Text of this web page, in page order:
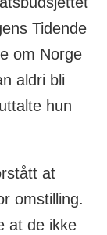
Tidende
om Norge
aldri bli
hun
at
omstilling.
at de ikke